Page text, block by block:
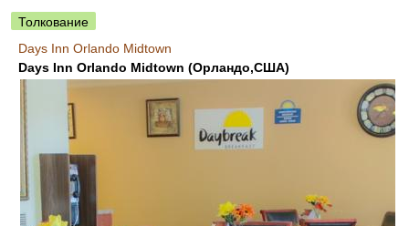
Толкование
Days Inn Orlando Midtown
Days Inn Orlando Midtown (Орландо,США)